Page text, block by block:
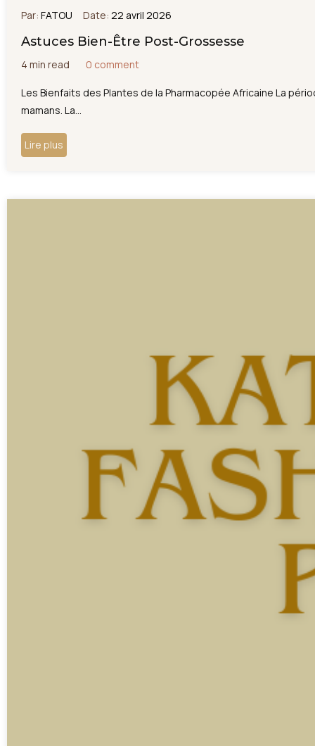
Par: FATOU Date: 22 avril 2026
Astuces Bien-Être Post-Grossesse
4 min read 0 comment
Les Bienfaits des Plantes de la Pharmacopée Africaine La
mamans. La...
Lire plus